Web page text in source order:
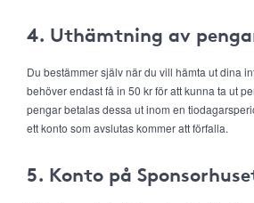
4. Uthämtning av
Du bestämmer själv när du vill hämta ut dina
behöver endast få in 50 kr för att kunna ta ut
pengar betalas dessa ut inom en
ett konto som avslutas kommer att förfalla.
5. Konto på